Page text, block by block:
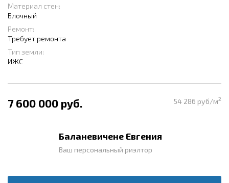
Материал стен:
Блочный
Ремонт:
Требует ремонта
Тип земли:
ИЖС
7 600 000 руб. 54 286 руб/м2
Баланевичене Евгения
Ваш персональный риэлтор